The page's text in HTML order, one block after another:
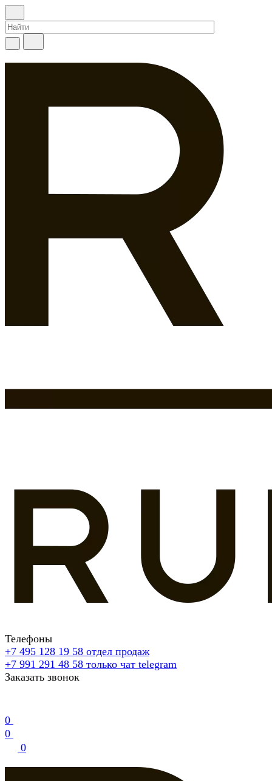
Телефоны
+7 495 128 19 58 отдел продаж
+7 991 291 48 58 только чат telegram
Заказать звонок
0
0
0